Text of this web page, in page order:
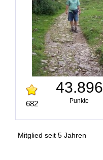
682
43.896
Punkte
Mitglied seit 5 Jahren